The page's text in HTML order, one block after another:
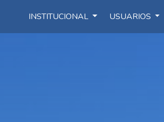
INSTITUCIONAL USUARIOS